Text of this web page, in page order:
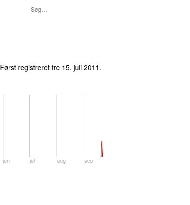
Først registreret fre 15. juli 2011 .
jun jul aug sep